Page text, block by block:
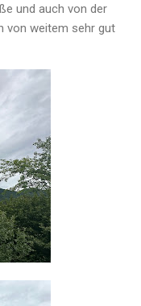
und auch von der
von weitem sehr gut